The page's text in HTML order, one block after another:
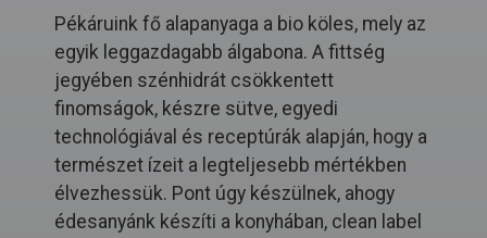
Pékáruink fő alapanyaga a bio köles, mely az
egyik leggazdagabb álgabona. A fittség
jegyében szénhidrát csökkentett
finomságok, készre sütve, egyedi
technológiával és receptúrák alapján, hogy a
természet ízeit a legteljesebb mértékben
élvezhessük. Pont úgy készülnek, ahogy
édesanyánk készíti a konyhában, clean label